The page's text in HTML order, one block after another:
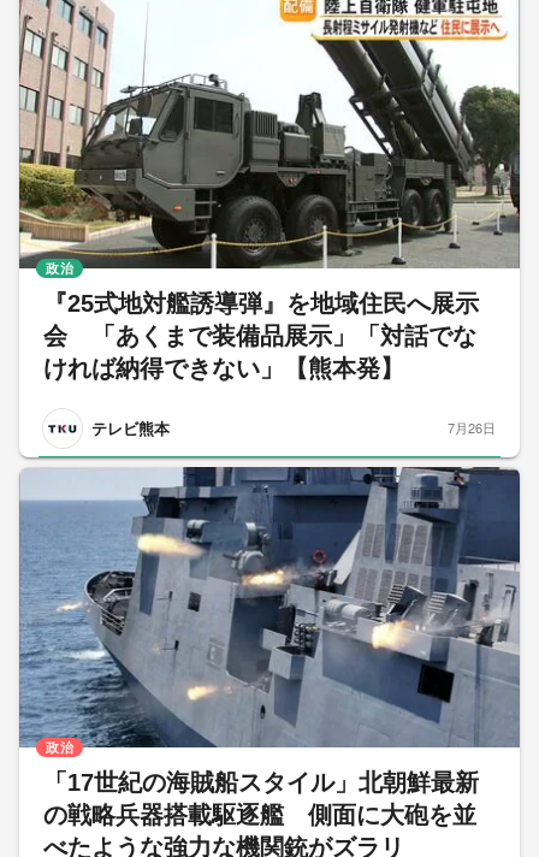
『25式地対艦誘導弾』を地域住民へ展示
会 「あくまで装備品展示」「対話でな
ければ納得できない」【熊本発】
テレビ熊本
政治
7月26日
「17世紀の海賊船スタイル」北朝鮮最新
の戦略兵器搭載駆逐艦 側面に大砲を並
べたような強力な機関銃がズラリ
政治